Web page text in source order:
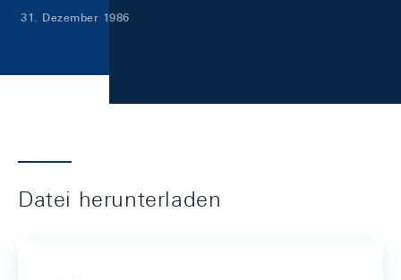
31. Dezember 1986
Datei herunterladen